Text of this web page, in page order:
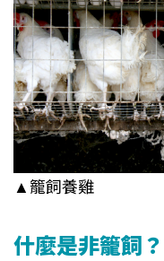
▲籠飼養雞
什麼是非籠飼